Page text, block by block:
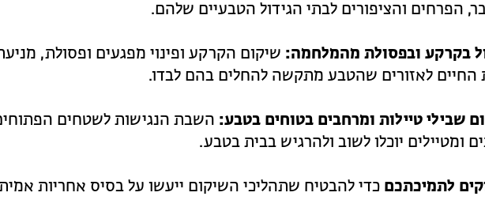
הפרחים והציפורים לבתי הגידול הטבעיים שלהם.
בקרקע ובפסולת מהמלחמה: שיקום הקרקע ופינוי מפגעים ופסולת,
החיים לאזורים שהטבע מתקשה להחלים בהם לבדו.
שבילי טיילות ומרחבים בטוחים בטבע: השבת הנגישות לשטחים
ומטיילים יוכלו לשוב ולהרגיש בבית בטבע.
לתמיכתכם כדי להבטיח שתהליכי השיקום ייעשו על בסיס אחריות